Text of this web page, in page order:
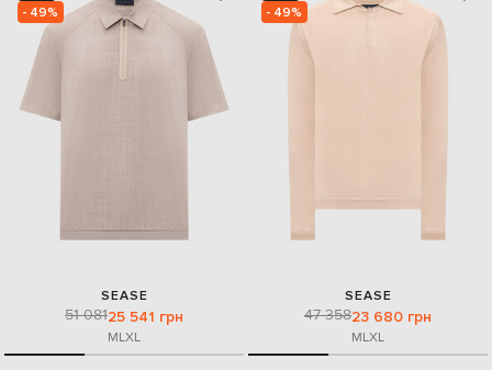
- 49%
SEASE
51 08125 541 грн
MLXL
- 49%
SEASE
47 35823 680 грн
MLXL